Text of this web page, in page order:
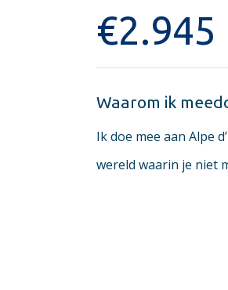
€2.945
Waarom ik
Ik doe mee aan Alpe
wereld waarin je niet